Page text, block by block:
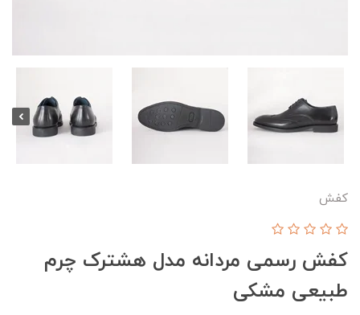
کفش
کفش رسمی مردانه مدل هشترک چرم
طبیعی مشکی